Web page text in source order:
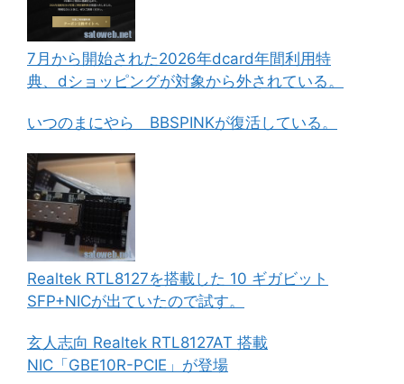
7月から開始された2026年dcard年間利用特
典、dショッピングが対象から外されている。
いつのまにやら BBSPINKが復活している。
Realtek RTL8127を搭載した 10 ギガビット
SFP+NICが出ていたので試す。
玄人志向 Realtek RTL8127AT 搭載
NIC「GBE10R-PCIE」が登場